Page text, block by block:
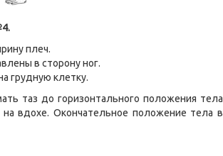
плеч.
в сторону ног.
грудную клетку.
таз до горизонтального положения тела
на вдохе. Окончательное положение тела в